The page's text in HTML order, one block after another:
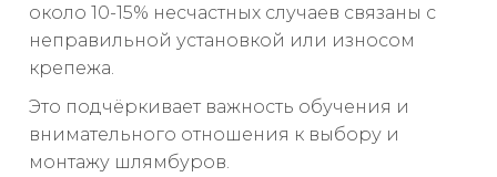
около 10-15% несчастных случаев связаны с
неправильной установкой или износом
крепежа.
Это подчёркивает важность обучения и
внимательного отношения к выбору и
монтажу шлямбуров.